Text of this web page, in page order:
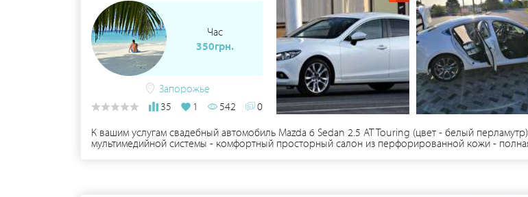
Час
350грн.
Запорожье
35
1 542
0
К вашим услугам свадебный автомобиль Mazda 6 Sedan 2.5 AT Touring (цвет - белый
мультимедийной системы - комфортный просторный салон из перфорированной кожи -